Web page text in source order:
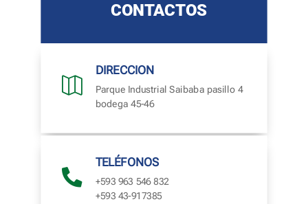
CONTACTOS

DIRECCION
Parque Industrial Saibaba pasillo 4
bodega 45-46

TELÉFONOS
+593 963 546 832
+593 43-917385